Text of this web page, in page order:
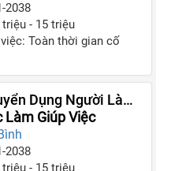
2038
- 15 triệu
Toàn thời gian cố
Dụng Người Làm
Mình
Làm Giúp Việc
2038
- 15 triệu